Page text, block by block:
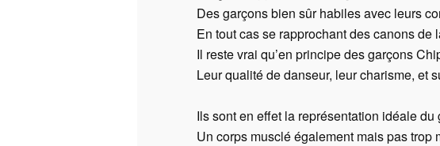
Des garçons bien sûr habiles avec leurs
En tout cas se rapprochant des canons de
Il reste vrai qu’en principe des garçons
Leur qualité de danseur, leur charisme, et
Ils sont en effet la représentation idéale
Un corps musclé également mais pas trop